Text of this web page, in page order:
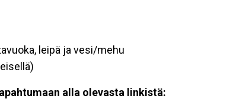
leipä ja vesi/mehu
alla olevasta linkistä: